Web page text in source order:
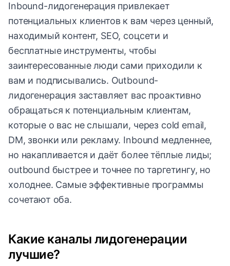
Inbound-лидогенерация привлекает
потенциальных клиентов к вам через ценный,
находимый контент, SEO, соцсети и
бесплатные инструменты, чтобы
заинтересованные люди сами приходили к
вам и подписывались. Outbound-
лидогенерация заставляет вас проактивно
обращаться к потенциальным клиентам,
которые о вас не слышали, через cold email,
DM, звонки или рекламу. Inbound медленнее,
но накапливается и даёт более тёплые лиды;
outbound быстрее и точнее по таргетингу, но
холоднее. Самые эффективные программы
сочетают оба.
Какие каналы лидогенерации
лучшие?